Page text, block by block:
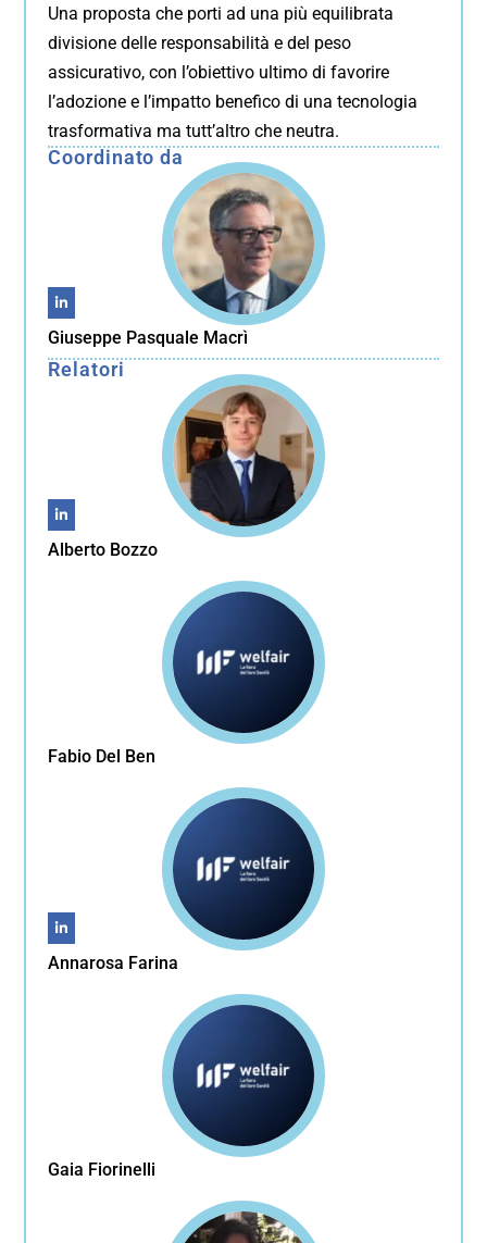
Una proposta che porti ad una più equilibrata
divisione delle responsabilità e del peso
assicurativo, con l’obiettivo ultimo di favorire
l’adozione e l’impatto benefico di una tecnologia
trasformativa ma tutt’altro che neutra.
Coordinato da
Giuseppe Pasquale Macrì
Relatori
Alberto Bozzo
Fabio Del Ben
Annarosa Farina
Gaia Fiorinelli